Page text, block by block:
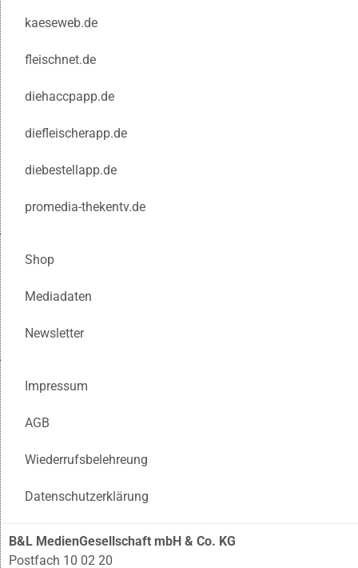
kaeseweb.de
fleischnet.de
diehaccpapp.de
diefleischerapp.de
diebestellapp.de
promedia-thekentv.de
Shop
Mediadaten
Newsletter
Impressum
AGB
Wiederrufsbelehreung
Datenschutzerklärung
B&L MedienGesellschaft mbH & Co. KG
Postfach 10 02 20